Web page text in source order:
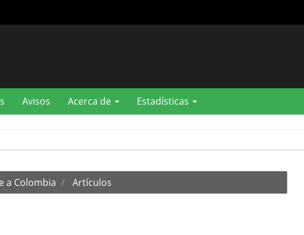
Avisos Acerca de Estadísticas
a Colombia Artículos